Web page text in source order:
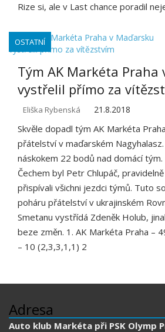
Rize si, ale v Last chance poradil
OSTATNÍ
Tým AK Markéta Praha
vystřelil přímo za
Eliška Rybenská 21.8.2018
Skvěle dopadl tým AK Markéta
přátelství v maďarském
náskokem 22 bodů nad domácí
Čechem byl Petr Chlupáč,
přispívali všichni jezdci týmů. Tuto
poháru přátelství v ukrajinském
Smetanu vystřídá Zdeněk Holub,
beze změn. 1. AK Markéta Praha –
– 10 (2,3,3,1,1) 2
Adresa
Auto klub Markéta při PSK Olymp